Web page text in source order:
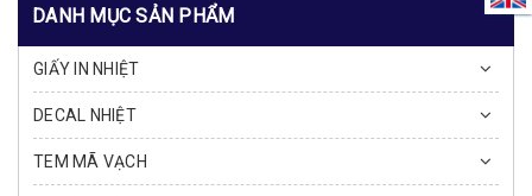
DANH MỤC SẢN PHẨM
GIẤY IN NHIỆT
DECAL NHIỆT
TEM MÃ VẠCH